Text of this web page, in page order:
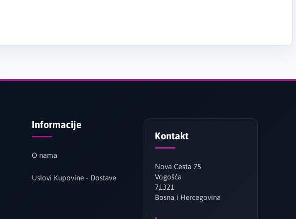
Informacije
O nama
Uslovi Kupovine - Dostave
Kontakt
Nova Cesta 75
Vogošća
71321
Bosna i Hercegovina